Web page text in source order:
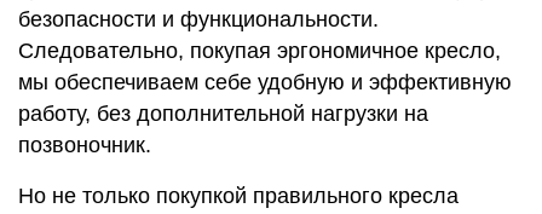
безопасности и функциональности.
Следовательно, покупая эргономичное кресло,
мы обеспечиваем себе удобную и эффективную
работу, без дополнительной нагрузки на
позвоночник.
Но не только покупкой правильного кресла